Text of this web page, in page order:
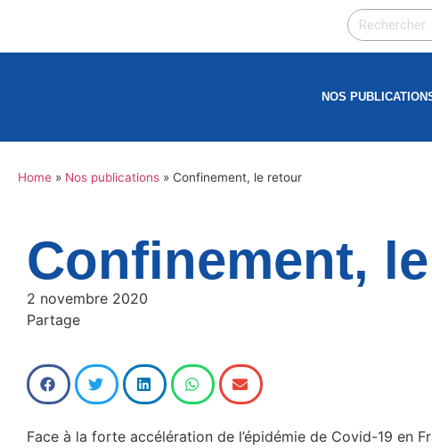
NOS
Home » Nos publications » Confinement, le retour
Confinement,
2 novembre 2020
Partage
Face à la forte accélération de l’épidémie de Covid-19 en